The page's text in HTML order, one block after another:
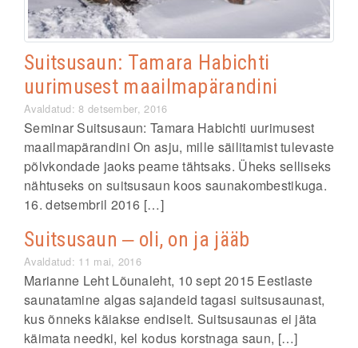
Suitsusaun: Tamara Habichti
uurimusest maailmapärandini
Avaldatud: 8 detsember, 2016
Seminar Suitsusaun: Tamara Habichti uurimusest
maailmapärandini On asju, mille säilitamist tulevaste
põlvkondade jaoks peame tähtsaks. Üheks selliseks
nähtuseks on suitsusaun koos saunakombestikuga.
16. detsembril 2016 […]
Suitsusaun ‒ oli, on ja jääb
Avaldatud: 11 mai, 2016
Marianne Leht Lõunaleht, 10 sept 2015 Eestlaste
saunatamine algas sajandeid tagasi suitsusaunast,
kus õnneks käiakse endiselt. Suitsusaunas ei jäta
käimata needki, kel kodus korstnaga saun, […]